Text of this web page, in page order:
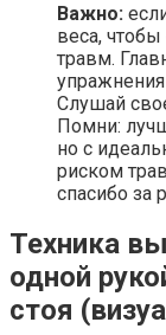
Важно:
веса,
травм.
Слушай
Помни:
но с
риском
спасибо за
Техника
одной
стоя